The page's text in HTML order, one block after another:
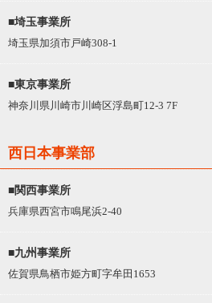
■埼玉事業所
埼玉県加須市戸崎308-1
■東京事業所
神奈川県川崎市川崎区浮島町12-3 7F
西日本事業部
■関西事業所
兵庫県西宮市鳴尾浜2-40
■九州事業所
佐賀県鳥栖市姫方町字牟田1653